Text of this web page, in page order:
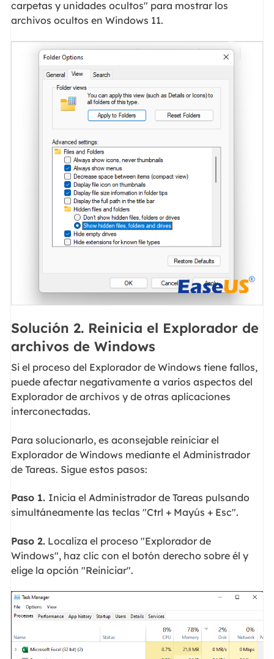
carpetas y unidades ocultos" para mostrar los
archivos ocultos en Windows 11.
Solución 2. Reinicia el Explorador de
archivos de Windows
Si el proceso del Explorador de Windows tiene fallos,
puede afectar negativamente a varios aspectos del
Explorador de archivos y de otras aplicaciones
interconectadas.
Para solucionarlo, es aconsejable reiniciar el
Explorador de Windows mediante el Administrador
de Tareas. Sigue estos pasos:
Paso 1. Inicia el Administrador de Tareas pulsando
simultáneamente las teclas "Ctrl + Mayús + Esc".
Paso 2.Localiza el proceso "Explorador de
Windows", haz clic con el botón derecho sobre él y
elige la opción "Reiniciar".